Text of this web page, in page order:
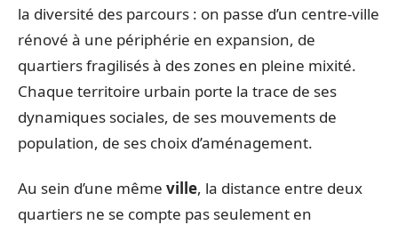
la diversité des parcours : on passe d’un centre-ville
rénové à une périphérie en expansion, de
quartiers fragilisés à des zones en pleine mixité.
Chaque territoire urbain porte la trace de ses
dynamiques sociales, de ses mouvements de
population, de ses choix d’aménagement.
Au sein d’une même ville, la distance entre deux
quartiers ne se compte pas seulement en